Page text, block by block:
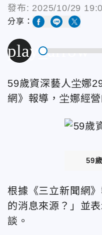
發布: 2025/10/29
分享：
play_arrow
59歲資深藝人坣娜
網》報導，坣娜經
59
根據《三立新聞網
的消息來源？」並
談。